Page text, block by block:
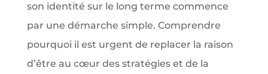
son identité sur le long terme commence
par une démarche simple. Comprendre
pourquoi il est urgent de replacer la raison
d’être au cœur des stratégies et de la